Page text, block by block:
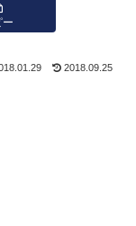
ー
2018.09.25